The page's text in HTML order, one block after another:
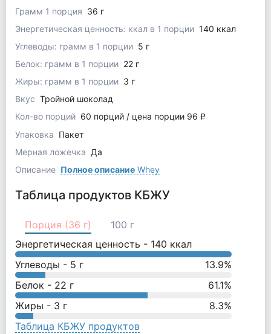
Грамм 1 порция 36 г
Энергетическая ценность: ккал в 1 порции 140 ккал
Углеводы: грамм в 1 порции 5 г
Белок: грамм в 1 порции 22 г
Жиры: грамм в 1 порции 3 г
Вкус Тройной шоколад
Кол-во порций 60 порций / цена порции 96 q
Упаковка Пакет
Мерная ложечка Да
Описание Полное описаниеWhey
Таблица продуктов КБЖУ
Порция (36 г)
100 г
Энергетическая ценность - 140 ккал
Углеводы - 5 г 13.9%
Белок - 22 г 61.1%
Жиры - 3 г 8.3%
Таблица КБЖУ продуктов